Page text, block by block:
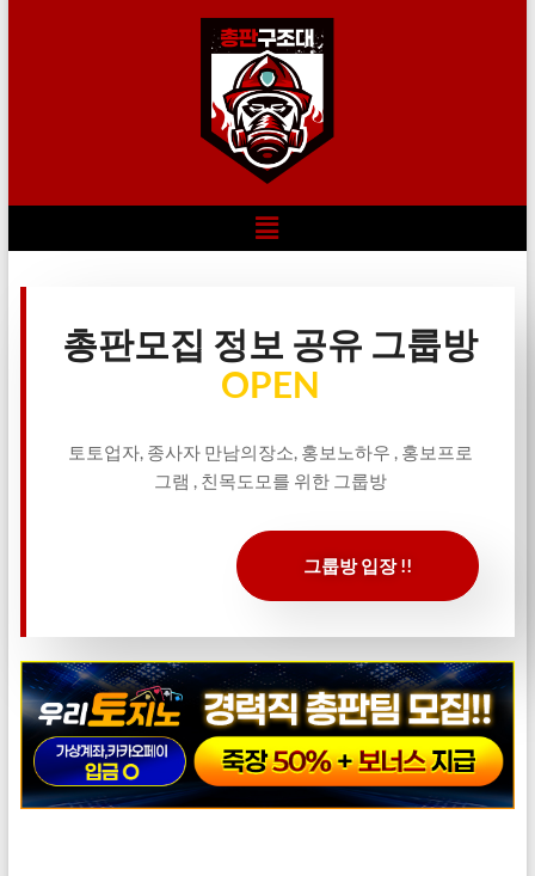
총판모집 정보 공유 그룹방
OPEN
토토업자, 종사자 만남의장소, 홍보노하우 , 홍보프로
그램 , 친목도모를 위한 그룹방
그룹방 입장 !!